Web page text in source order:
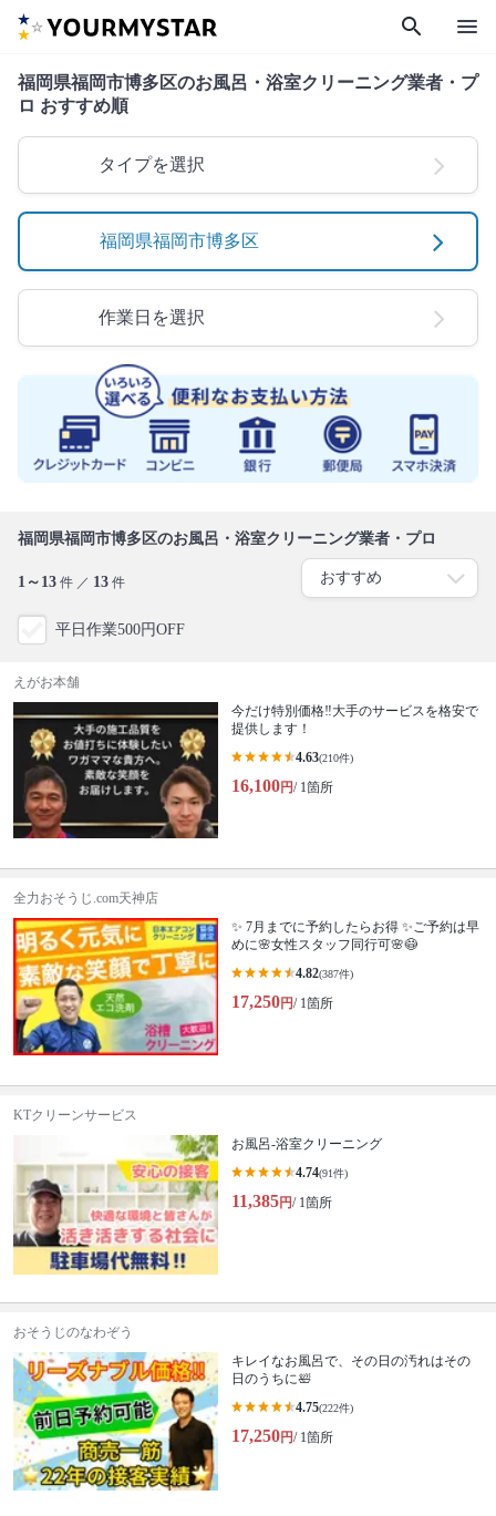
search menu
福岡県福岡市博多区のお風呂・浴室クリーニング業者・プ
ロ おすすめ順
タイプを選択
福岡県福岡市博多区
作業日を選択
福岡県福岡市博多区のお風呂・浴室クリーニング業者・プロ
1～13 件 ／ 13 件
平日作業500円OFF
えがお本舗
今だけ特別価格‼️大手のサービスを格安で
提供します！
4.63(210件)
16,100円/ 1箇所
全力おそうじ.com天神店
✨ 7月までに予約したらお得 ✨ご予約は早
めに🌸女性スタッフ同行可🌸😷
4.82(387件)
17,250円/ 1箇所
KTクリーンサービス
お風呂-浴室クリーニング
4.74(91件)
11,385円/ 1箇所
おそうじのなわぞう
キレイなお風呂で、その日の汚れはその
日のうちに🛀
4.75(222件)
17,250円/ 1箇所